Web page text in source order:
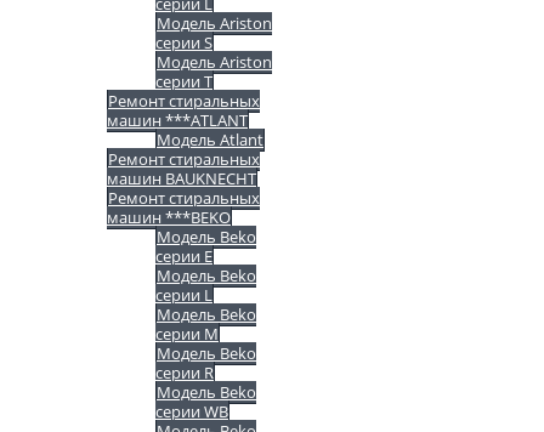
Модель Ariston
серии S
Модель Ariston
серии T
Ремонт стиральных
машин ***ATLANT
Модель Atlant
Ремонт стиральных
машин BAUKNECHT
Ремонт стиральных
машин ***BEKO
Модель Beko
серии E
Модель Beko
серии L
Модель Beko
серии M
Модель Beko
серии R
Модель Beko
серии WB